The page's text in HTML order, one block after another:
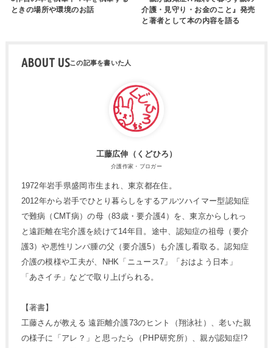
ときの場所や環境のお話
介護・見守り・お金のこと』発売
と著者として本の内容を語る
ABOUT US
工藤広伸（くどひろ）
介護作家・ブロガー
1972年岩手県盛岡市生まれ、東京都在住。
2012年から岩手でひとり暮らしをするアルツハイマー型認知症
で難病（CMT病）の母（83歳・要介護4）を、東京からしれっ
と遠距離在宅介護を続けて14年目。途中、認知症の祖母（要介
護3）や悪性リンパ腫の父（要介護5）も介護し看取る。認知症
介護の模様や工夫が、NHK「ニュース7」「おはよう日本」
「あさイチ」などで取り上げられる。
【著書】
工藤さんが教える 遠距離介護73のヒント（翔泳社）、老いた親
の様子に「アレ？」と思ったら（PHP研究所）、親が認知症!?